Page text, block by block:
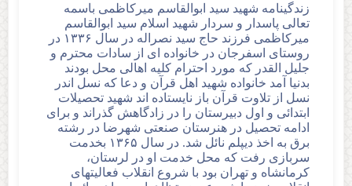
زندگینامه شهيد سيد ابوالقاسم میرکاظمی باسمه
تعالی پاسدار و سردار شهید اسلام سید ابوالقاسم
میرکاظمی فرزند حاج سید نصراله در سال ۱۳۳۶ در
روستای اسفرجان در خانواده ای از سادات محترم و
جلیل القدر که مورد احترام کلیه اهالی محل بودند
بدنیا آمد خانواده شهید اهل قرآن و دعا که نسل اندر
نسل از تلاوت قرآن باز نایستاده اند شهید تحصیلات
ابتدائی و اول دبیرستان را در زادگاهش گذراند و برای
ادامه تحصیل در هنرستان صنعتی شهرضا در رشته
برق به اخذ دیپلم نائل شد. در سال ۱۳۶۵ بخدمت
سربازی رفت که محل خدمت او در لرستان،
کرمانشاه و تهران بود با شروع انقلاب فعالیتهای